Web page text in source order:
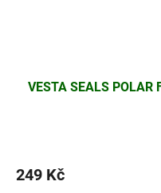
VESTA SEALS POLAR
249 Kč